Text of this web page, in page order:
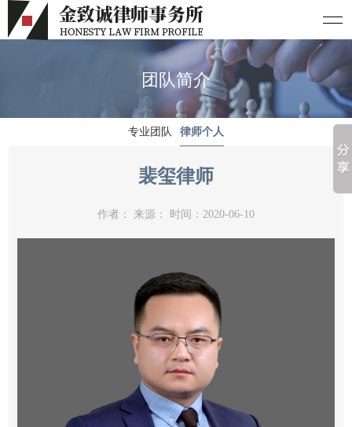
团队简介
专业团队 律师个人
裴玺律师
作者： 来源： 时间：2020-06-10